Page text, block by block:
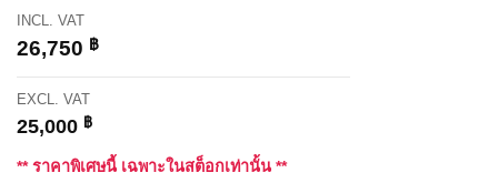
INCL. VAT
26,750 ฿
EXCL. VAT
25,000 ฿
** ราคาพิเศษนี้ เฉพาะในสต็อกเท่านั้น **